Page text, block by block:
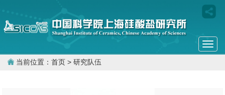
当前位置： 首页 > 研究队伍